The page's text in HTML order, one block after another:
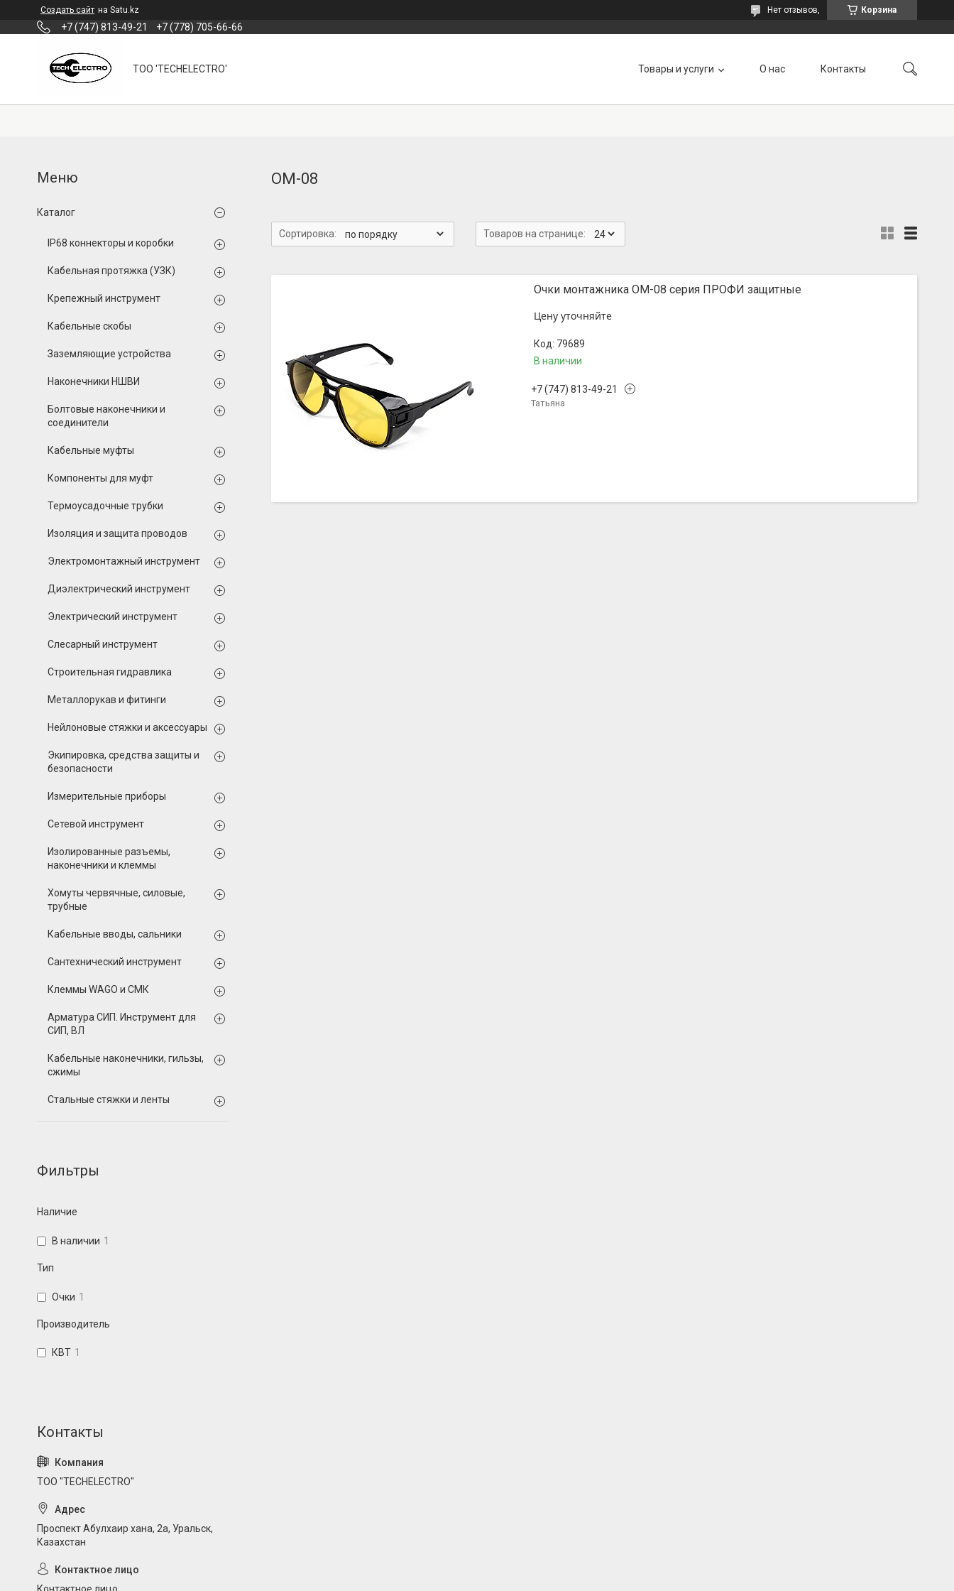
Создать сайт на Satu.kz Корзина
Нет отзывов,
+7 (747) 813-49-21 +7 (778) 705-66-66
ТОО 'TECHELECTRO' Товары и услуги О нас Контакты
ОМ-08
Очки монтажника ОМ-08 серия ПРОФИ защитные
Цену уточняйте
79689
В наличии
+7 (747) 813-49-21
Татьяна
Каталог
IP68 коннекторы и коробки
Кабельная протяжка (УЗК)
Крепежный инструмент
Кабельные скобы
Заземляющие устройства
Наконечники НШВИ
Болтовые наконечники и
соединители
Кабельные муфты
Компоненты для муфт
Термоусадочные трубки
Изоляция и защита проводов
Электромонтажный инструмент
Диэлектрический инструмент
Электрический инструмент
Слесарный инструмент
Строительная гидравлика
Металлорукав и фитинги
Нейлоновые стяжки и аксессуары
Экипировка, средства защиты и
безопасности
Измерительные приборы
Сетевой инструмент
Изолированные разъемы,
наконечники и клеммы
Хомуты червячные, силовые,
трубные
Кабельные вводы, сальники
Сантехнический инструмент
Клеммы WAGO и СМК
Арматура СИП. Инструмент для
СИП, ВЛ
Кабельные наконечники, гильзы,
сжимы
Стальные стяжки и ленты
Фильтры
Наличие
В наличии 1
Тип
Очки 1
Производитель
КВТ 1
ТОО "TECHELECTRO"
Проспект Абулхаир хана, 2а, Уральск,
Казахстан